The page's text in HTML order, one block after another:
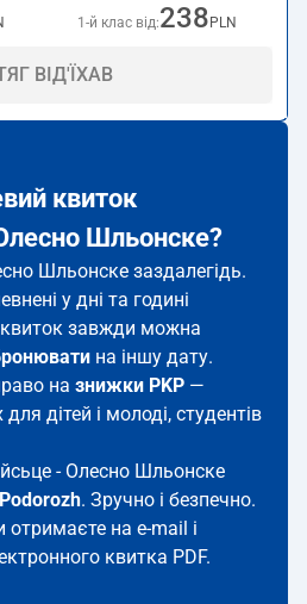
1-й клас від:238 PLN
ВІД'ЇХАВ
квиток
Шльонске?
Шльонске заздалегідь.
у дні та годині
квиток завжди можна
на іншу дату.
на знижки PKP —
дітей і молоді, студентів
- Олесно Шльонске
. Зручно і безпечно.
на e-mail і
квитка PDF.